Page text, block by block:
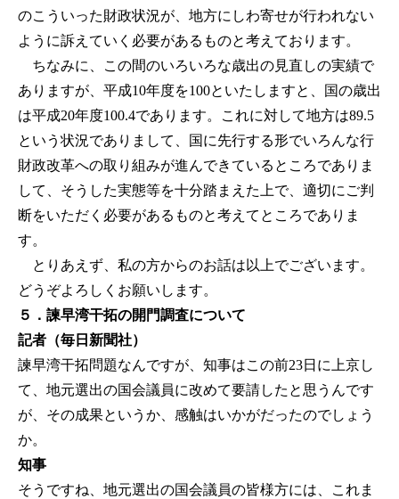
のこういった財政状況が、地方にしわ寄せが行われない
ように訴えていく必要があるものと考えております。
ちなみに、この間のいろいろな歳出の見直しの実績で
ありますが、平成10年度を100といたしますと、国の歳出
は平成20年度100.4であります。これに対して地方は89.5
という状況でありまして、国に先行する形でいろんな行
財政改革への取り組みが進んできているところでありま
して、そうした実態等を十分踏まえた上で、適切にご判
断をいただく必要があるものと考えてところでありま
す。
とりあえず、私の方からのお話は以上でございます。
どうぞよろしくお願いします。
５．諫早湾干拓の開門調査について
記者（毎日新聞社）
諫早湾干拓問題なんですが、知事はこの前23日に上京し
て、地元選出の国会議員に改めて要請したと思うんです
が、その成果というか、感触はいかがだったのでしょう
か。
知事
そうですね、地元選出の国会議員の皆様方には、これま